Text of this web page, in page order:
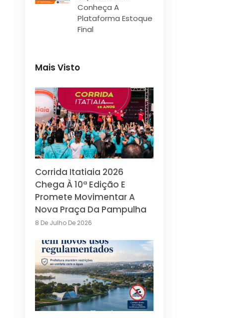
Conheça A
Plataforma Estoque
Final
Mais Visto
Corrida Itatiaia 2026
Chega À 10ª Edição E
Promete Movimentar A
Nova Praça Da Pampulha
8 De Julho De 2026